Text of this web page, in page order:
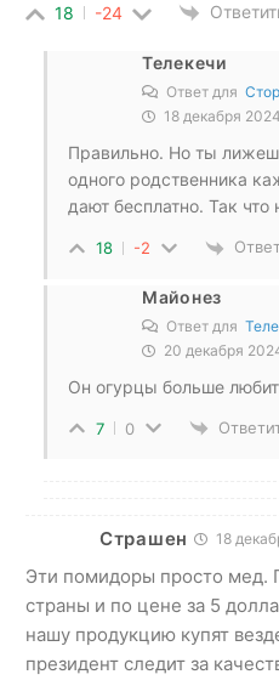
18 -24
Телекечи
Ответ для
18 декабря
Правильно. Но ты
одного родственника
дают бесплатно. Так что
18 -2
Майонез
Ответ для
20 декабря
Он огурцы больше
7 0
Страшен 18
Эти помидоры просто мед.
страны и по цене за 5
нашу продукцию купят
президент следит за